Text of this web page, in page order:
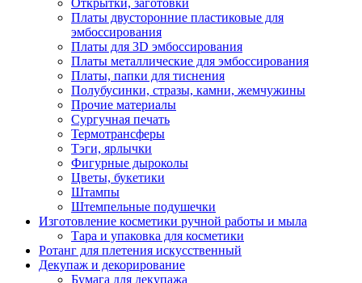
Открытки, заготовки
Платы двусторонние пластиковые для
эмбоссирования
Платы для 3D эмбоссирования
Платы металлические для эмбоссирования
Платы, папки для тиснения
Полубусинки, стразы, камни, жемчужины
Прочие материалы
Сургучная печать
Термотрансферы
Тэги, ярлычки
Фигурные дыроколы
Цветы, букетики
Штампы
Штемпельные подушечки
Изготовление косметики ручной работы и мыла
Тара и упаковка для косметики
Ротанг для плетения искусственный
Декупаж и декорирование
Бумага для декупажа